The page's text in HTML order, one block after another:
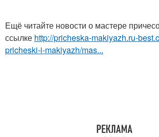
Ещё читайте новости о мастере
ссылке http://pricheska-makiyazh.ru-
pricheski-i-makiyazh/mas...